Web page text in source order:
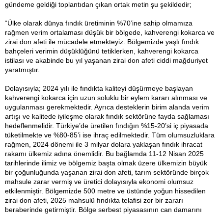
gündeme geldiği toplantıdan çıkan ortak metin şu şekildedir;
“Ülke olarak dünya fındık üretiminin %70’ine sahip olmamıza
rağmen verim ortalaması düşük bir bölgede, kahverengi kokarca ve
zirai don afeti ile mücadele etmekteyiz. Bölgemizde yaşlı fındık
bahçeleri verimin düşüklüğünü tetiklerken, kahverengi kokarca
istilası ve akabinde bu yıl yaşanan zirai don afeti ciddi mağduriyet
yaratmıştır.
Dolayısıyla; 2024 yılı ile fındıkta kaliteyi düşürmeye başlayan
kahverengi kokarca için uzun soluklu bir eylem kararı alınması ve
uygulanması gerekmektedir. Ayrıca desteklerin birim alanda verim
artışı ve kalitede iyileşme olarak fındık sektörüne fayda sağlaması
hedeflenmelidir. Türkiye’de üretilen fındığın %15-20’si iç piyasada
tüketilmekte ve %80-85’i ise ihraç edilmektedir. Tüm olumsuzluklara
rağmen, 2024 dönemi ile 3 milyar dolara yaklaşan fındık ihracat
rakamı ülkemiz adına önemlidir. Bu bağlamda 11-12 Nisan 2025
tarihlerinde ilimiz ve bölgemiz başta olmak üzere ülkemizin büyük
bir çoğunluğunda yaşanan zirai don afeti, tarım sektöründe birçok
mahsule zarar vermiş ve üretici dolayısıyla ekonomi olumsuz
etkilenmiştir. Bölgemizde 500 metre ve üstünde yoğun hissedilen
zirai don afeti, 2025 mahsulü fındıkta telafisi zor bir zararı
beraberinde getirmiştir. Bölge serbest piyasasının can damarını